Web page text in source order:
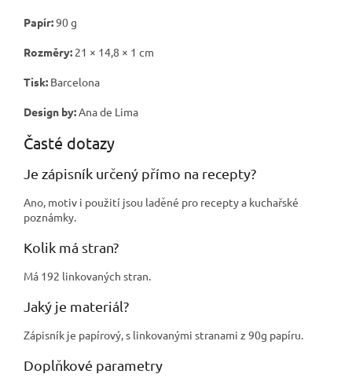
Papír:90 g
Rozměry: 21 × 14,8 × 1 cm
Tisk: Barcelona
Design by: Ana de Lima
Časté dotazy
Je zápisník určený přímo na recepty?
Ano, motiv i použití jsou laděné pro recepty a kuchařské
poznámky.
Kolik má stran?
Má 192 linkovaných stran.
Jaký je materiál?
Zápisník je papírový, s linkovanými stranami z 90g papíru.
Doplňkové parametry